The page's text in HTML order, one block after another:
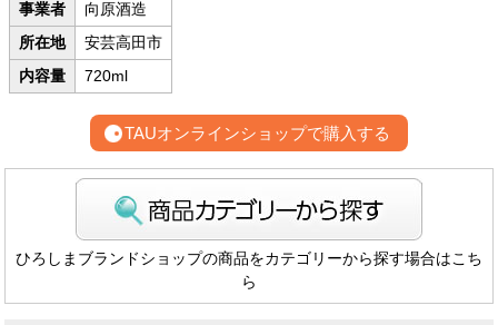
事業者
向原酒造
所在地
安芸高田市
内容量
720ml
TAUオンラインショップで購入する
ひろしまブランドショップの商品をカテゴリーから探す場合はこち
ら